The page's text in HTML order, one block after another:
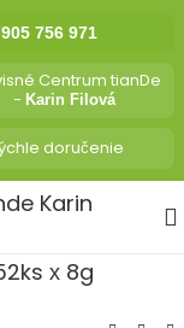
756 971
Centrum tianDe
- Karin Filová
doručenie